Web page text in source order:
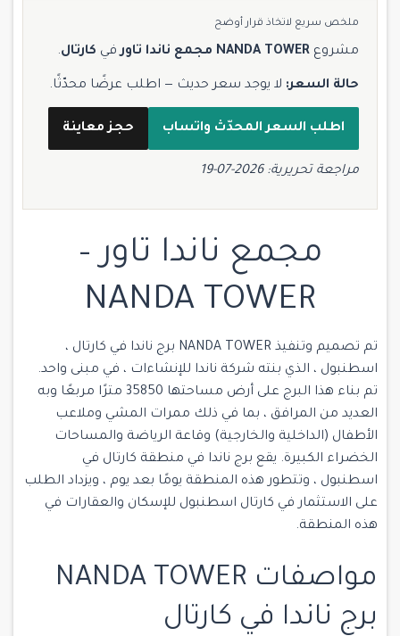
ملخص سريع لاتخاذ قرار أوضح
مشروع NANDA TOWER مجمع ناندا تاور في كارتال.
حالة السعر: لا يوجد سعر حديث — اطلب عرضًا محدّثًا.
اطلب السعر المحدّث واتساب حجز معاينة
مراجعة تحريرية: 2026-07-19
مجمع ناندا تاور –
NANDA TOWER
تم تصميم وتنفيذ NANDA TOWER برج ناندا في كارتال ،
اسطنبول ، الذي بنته شركة ناندا للإنشاءات ، في مبنى واحد.
تم بناء هذا البرج على أرض مساحتها 35850 مترًا مربعًا وبه
العديد من المرافق ، بما في ذلك ممرات المشي وملاعب
الأطفال (الداخلية والخارجية) وقاعة الرياضة والمساحات
الخضراء الكبيرة. يقع برج ناندا في منطقة كارتال في
اسطنبول ، وتتطور هذه المنطقة يومًا بعد يوم ، ويزداد الطلب
على الاستثمار في كارتال اسطنبول للإسكان والعقارات في
هذه المنطقة.
مواصفات NANDA TOWER
برج ناندا في كارتال